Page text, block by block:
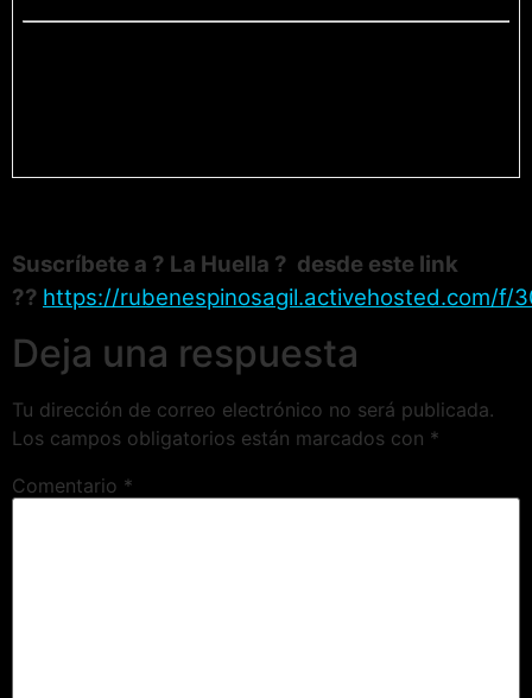
Suscríbete a ? La Huella ? desde este link
?? https://rubenespinosagil.activehosted.com/f/
Deja una respuesta
Tu dirección de correo electrónico no será publicada.
Los campos obligatorios están marcados con *
Comentario *